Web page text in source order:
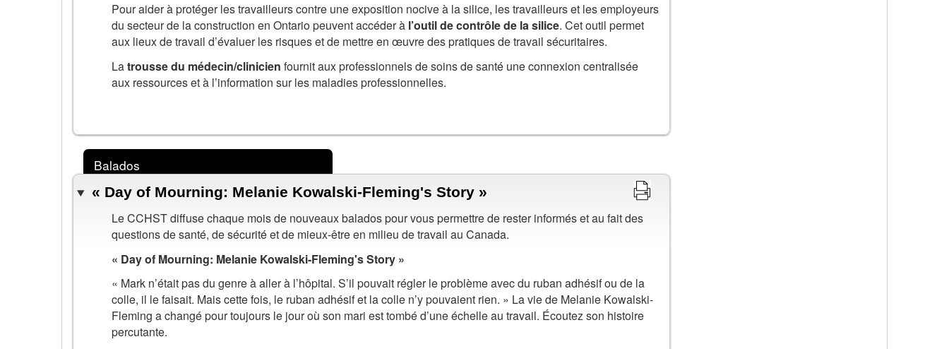
Pour aider à protéger les travailleurs contre une exposition nocive à la silice, les travailleurs et les employeurs
du secteur de la construction en Ontario peuvent accéder à l’outil de contrôle de la silice. Cet outil permet
aux lieux de travail d’évaluer les risques et de mettre en œuvre des pratiques de travail sécuritaires.
Latrousse du médecin/clinicien fournit aux professionnels de soins de santé une connexion centralisée
aux ressources et à l’information sur les maladies professionnelles.
Balados
« Day of Mourning: Melanie Kowalski-Fleming's Story »
Le CCHST diffuse chaque mois de nouveaux balados pour vous permettre de rester informés et au fait des
questions de santé, de sécurité et de mieux-être en milieu de travail au Canada.
« Day of Mourning: Melanie Kowalski-Fleming's Story »
« Mark n’était pas du genre à aller à l’hôpital. S’il pouvait régler le problème avec du ruban adhésif ou de la
colle, il le faisait. Mais cette fois, le ruban adhésif et la colle n’y pouvaient rien. » La vie de Melanie Kowalski-
Fleming a changé pour toujours le jour où son mari est tombé d’une échelle au travail. Écoutez son histoire
percutante.